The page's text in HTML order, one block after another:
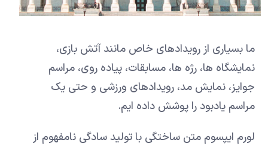
ما بسیاری از رویدادهای خاص مانند آتش بازی،
نمایشگاه ها، رژه ها، مسابقات، پیاده روی، مراسم
جوایز، نمایش مد، رویدادهای ورزشی و حتی یک
مراسم یادبود را پوشش داده ایم.
لورم ایپسوم متن ساختگی با تولید سادگی نامفهوم از